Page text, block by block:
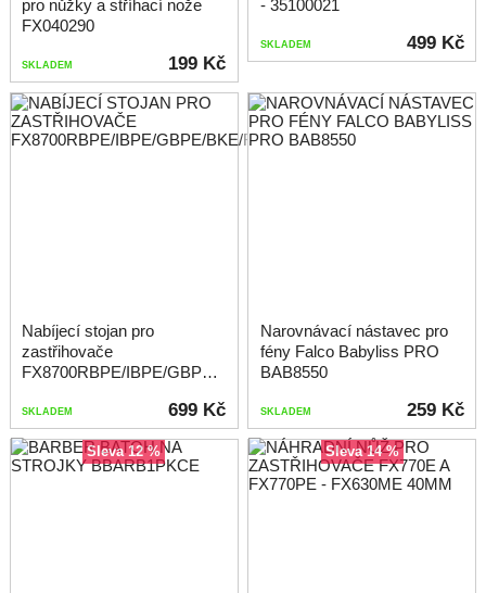
pro nůžky a stříhací nože
FX040290
199 Kč
SKLADEM
- 35100021
499 Kč
SKLADEM
Nabíjecí stojan pro
zastřihovače
FX8700RBPE/IBPE/GBPE/BKE/RE/IE
699 Kč
SKLADEM
Narovnávací nástavec pro
fény Falco Babyliss PRO
BAB8550
259 Kč
SKLADEM
sleva 12 % sleva 14 %